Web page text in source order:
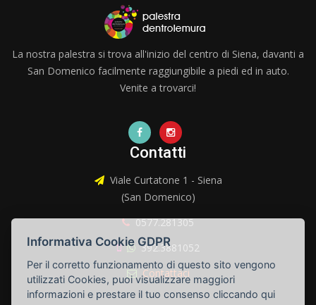
La nostra palestra si trova all'inizio del centro di Siena, davanti a
San Domenico facilmente raggiungibile a piedi ed in auto.
Venite a trovarci!
Contatti
Viale Curtatone 1 - Siena
(San Domenico)
0577.281305
392.3881052
Contattaci
Informativa Cookie GDPR
Per il corretto funzionamento di questo sito vengono
utilizzati Cookies, puoi visualizzare maggiori
informazioni e prestare il tuo consenso cliccando qui